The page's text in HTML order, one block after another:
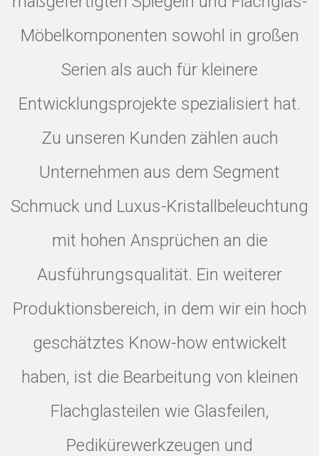
Möbelkomponenten sowohl in großen
Serien als auch für kleinere
Entwicklungsprojekte spezialisiert hat.
Zu unseren Kunden zählen auch
Unternehmen aus dem Segment
Schmuck und Luxus-Kristallbeleuchtung
mit hohen Ansprüchen an die
Ausführungsqualität. Ein weiterer
Produktionsbereich, in dem wir ein hoch
geschätztes Know-how entwickelt
haben, ist die Bearbeitung von kleinen
Flachglasteilen wie Glasfeilen,
Pedikürewerkzeugen und